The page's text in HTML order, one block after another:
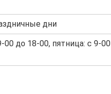
дни
00 до 18-00, пятница: с 9-00